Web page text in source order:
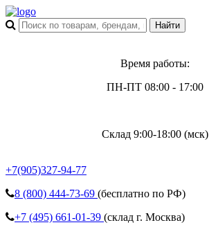
Время работы:
ПН-ПТ 08:00 - 17:00
Склад 9:00-18:00 (мск)
+7(905)327-94-77
8 (800) 444-73-69 (бесплатно по РФ)
+7 (495) 661-01-39 (склад г. Москва)